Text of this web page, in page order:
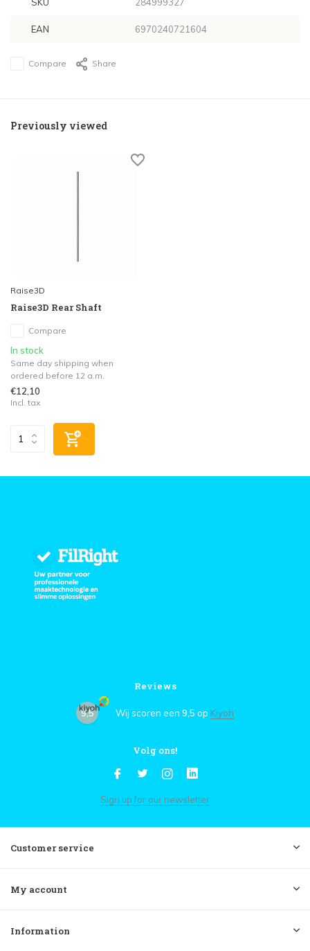
EAN 6970240721604
Compare Share
Previously viewed
Raise3D
Raise3D Rear Shaft
Compare
In stock
Same day shipping when
ordered before 12 a.m.
€12,10
Incl. tax
Reviews
9,5 Wij scoren een 9,5 op Kiyoh
Volg ons!
Sign up for our newsletter
Customer service
My account
Information